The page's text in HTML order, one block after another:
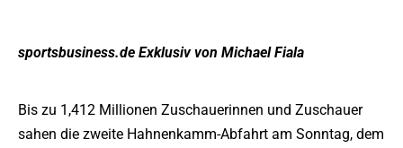
sportsbusiness.de Exklusiv von Michael Fiala
Bis zu 1,412 Millionen Zuschauerinnen und Zuschauer
sahen die zweite Hahnenkamm-Abfahrt am Sonntag, dem